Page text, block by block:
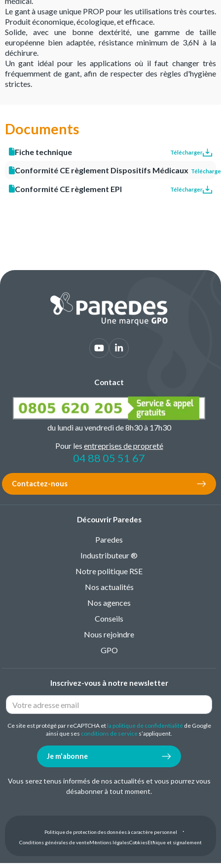
Le gant à usage unique PROP pour les utilisations très courtes.
Produit économique, écologique, et efficace.
Solide, avec une bonne dextérité, une gamme de taille
européenne bien adaptée, résistance minimum de 3,6N à la
déchirure.
Un gant idéal pour les applications où il faut changer très
fréquemment de gant, afin de respecter des règles d'hygiène
strictes.
Documents
Fiche technique Télécharger
Conformité CE règlement Dispositifs Médicaux
Conformité CE règlement EPI Télécharger
Contact
du lundi au vendredi de 8h30 à 17h30
Pour les entreprises de propreté
04 88 05 51 67
Contactez-nous
Découvrir Paredes
Paredes
Industributeur ®
Notre politique RSE
Nos actualités
Nos agences
Conseils
Nous rejoindre
GPO
Inscrivez-vous à notre newsletter
Ce site est protégé par reCAPTCHA et la politique de confidentialitéde Google
ainsi que ses conditions de service s’appliquent.
Je m'abonne
Vous serez tenus informés de nos actualités et vous pourrez vous
désabonner à tout moment.
Politique de protection des données à caractère personnel
Conditions générales de venteMentions légalesCookiesEthique et signalement